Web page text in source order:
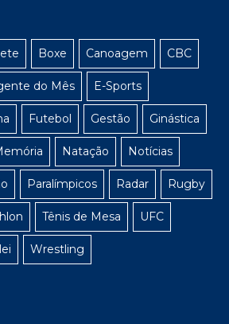
Boxe Canoagem CBC
do Mês E-Sports
Futebol Gestão Ginástica
Natação Notícias
Paralímpicos Radar Rugby
Tênis de Mesa UFC
Wrestling